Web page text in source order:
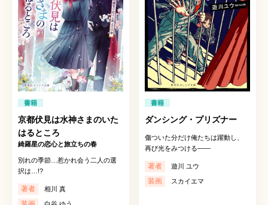
書籍
京都伏見は水神さまのいた
はるところ
綺羅星の恋心と旅立ちの春
別れの季節…惹かれ会う二人の選
択は…!?
著者 相川 真
書籍
ダンシング・プリズナー
傷ついた分だけ俺たちは躍動し、
再び光をみつける――
著者 遊川 ユウ
装画 スカイエマ